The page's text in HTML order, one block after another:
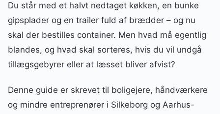
Du står med et halvt nedtaget køkken, en bunke
gipsplader og en trailer fuld af brædder – og nu
skal der bestilles container. Men hvad må egentlig
blandes, og hvad skal sorteres, hvis du vil undgå
tillægsgebyrer eller at læsset bliver afvist?
Denne guide er skrevet til boligejere, håndværkere
og mindre entreprenører i Silkeborg og Aarhus-